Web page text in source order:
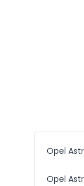
Opel
Opel